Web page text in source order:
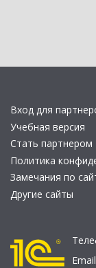
Вход для
Учебная версия
Стать партнером
Политика
Замечания по
Другие сайты